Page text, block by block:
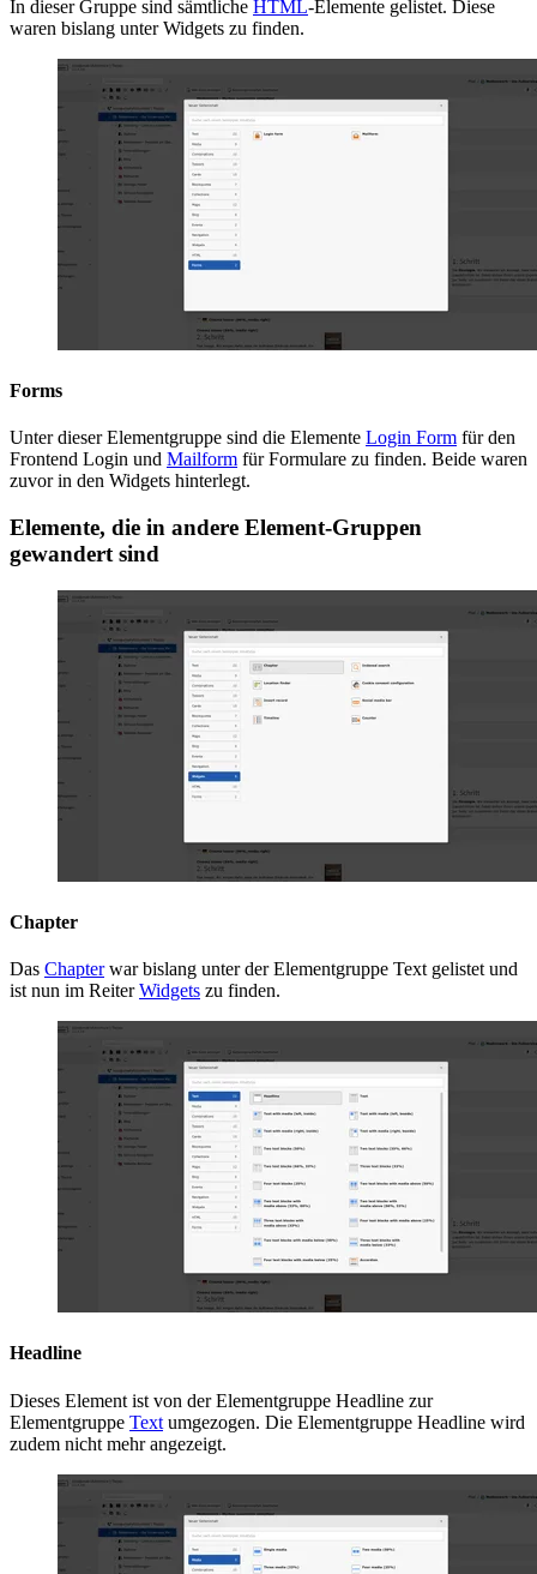
In dieser Gruppe sind sämtliche HTML-Elemente gelistet. Diese
waren bislang unter Widgets zu finden.
Forms
Unter dieser Elementgruppe sind die Elemente Login Form für den
Frontend Login und Mailform für Formulare zu finden. Beide waren
zuvor in den Widgets hinterlegt.
Elemente, die in andere Element-Gruppen
gewandert sind
Chapter
Das Chapterwar bislang unter der Elementgruppe Text gelistet und
ist nun im ReiterWidgets zu finden.
Headline
Dieses Element ist von der Elementgruppe Headline zur
Elementgruppe Text umgezogen. Die Elementgruppe Headline wird
zudem nicht mehr angezeigt.